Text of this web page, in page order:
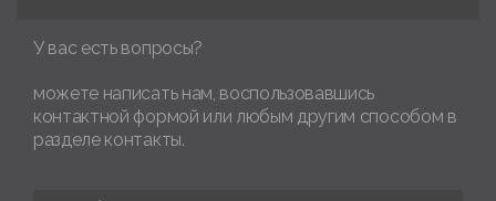
У вас есть вопросы?
можете написать нам, воспользовавшись
контактной формой или любым другим способом в
разделе контакты.